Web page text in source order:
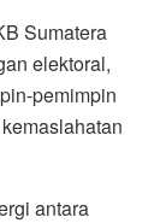
Sumatera
elektoral,
pemimpin
antara